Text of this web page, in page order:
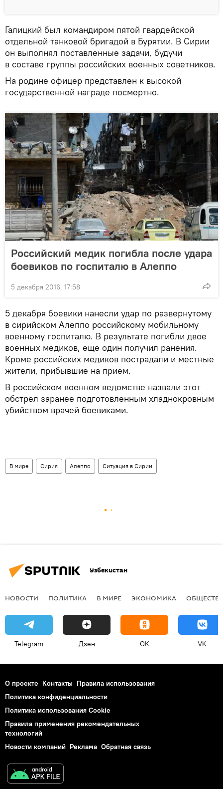
Галицкий был командиром пятой гвардейской
отдельной танковой бригадой в Бурятии. В Сирии
он выполнял поставленные задачи, будучи
в составе группы российских военных советников.
На родине офицер представлен к высокой
государственной награде посмертно.
Российский медик погибла после удара
боевиков по госпиталю в Алеппо
5 декабря 2016, 17:58
5 декабря боевики нанесли удар по развернутому
в сирийском Алеппо российскому мобильному
военному госпиталю. В результате погибли двое
военных медиков, еще один получил ранения.
Кроме российских медиков пострадали и местные
жители, прибывшие на прием.
В российском военном ведомстве назвали этот
обстрел заранее подготовленным хладнокровным
убийством врачей боевиками.
В мире Сирия Алеппо Ситуация в Сирии
Узбекистан
НОВОСТИ ПОЛИТИКА В МИРЕ ЭКОНОМИКА
Telegram Дзен OK VK
О проекте Контакты Правила использования
Политика конфиденциальности
Политика использования Cookie
Правила применения рекомендательных
технологий
Новости компаний Реклама Обратная связь